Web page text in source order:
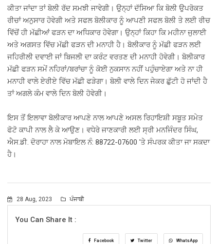
ਕੀਤਾ ਜਾਂਦਾ ਤਾਂ ਬੋਲੀ ਰੱਦ ਸਮਝੀ ਜਾਵੇਗੀ। ਉਨ੍ਹਾਂ ਦੱਸਿਆ ਕਿ ਬੋਲੀ ਉਪਰੋਕਤ
ਰੀਚਾਂ ਅਨੁਸਾਰ ਹੋਵੇਗੀ ਅਤੇ ਸਫਲ ਬੋਲੀਕਾਰ ਨੂੰ ਆਪਣੀ ਸਫਲ ਬੋਲੀ ਤੇ ਲਈ ਰੀਚ
ਵਿੱਚੋਂ ਹੀ ਮੱਛੀਆਂ ਫੜਨ ਦਾ ਅਧਿਕਾਰ ਹੋਵੇਗਾ। ਉਨ੍ਹਾਂ ਕਿਹਾ ਕਿ ਮਹੀਨਾ ਜੁਲਾਈ
ਅਤੇ ਅਗਸਤ ਵਿੱਚ ਮੱਛੀ ਫੜਨ ਦੀ ਮਨਾਹੀ ਹੈ। ਬੋਲੀਕਾਰ ਨੂੰ ਮੱਛੀ ਫੜਨ ਲਈ
ਜਹਿਰੀਲੀ ਦਵਾਈ ਜਾਂ ਬਿਜਲੀ ਦਾ ਕਰੰਟ ਵਰਤਣ ਦੀ ਮਨਾਹੀ ਹੋਵੇਗੀ। ਬੋਲੀਕਾਰ
ਮੱਛੀ ਫੜਨ ਸਮੇਂ ਨਹਿਰਾਂ/ਬਰਾਂਚਾ ਨੂੰ ਕੋਈ ਨੁਕਸਾਨ ਨਹੀਂ ਪਹੁੰਚਾਏਗਾ ਅਤੇ ਨਾ ਹੀ
ਮਨਾਹੀ ਵਾਲੇ ਏਰੀਏ ਵਿੱਚ ਮੱਛੀ ਫੜੇਗਾ। ਬੋਲੀ ਵਾਲੇ ਦਿਨ ਜੇਕਰ ਛੁੱਟੀ ਹੋ ਜਾਂਦੀ ਹੈ
ਤਾਂ ਅਗਲੇ ਕੰਮ ਵਾਲੇ ਦਿਨ ਬੋਲੀ ਹੋਵੇਗੀ।
ਇਸ ਤੋਂ ਇਲਾਵਾ ਬੋਲੀਕਾਰ ਆਪਣੇ ਨਾਲ ਆਪਣੇ ਅਸਲ ਰਿਹਾਇਸ਼ੀ ਸਬੂਤ ਸਮੇਤ
ਫੋਟੋ ਕਾਪੀ ਨਾਲ ਲੈ ਕੇ ਆਉਣ। ਵਧੇਰੇ ਜਾਣਕਾਰੀ ਲਈ ਸ੍ਰੀ ਮਨਜਿੰਦਰ ਸਿੰਘ,
ਐਸ.ਡੀ. ਦੋਰਾਹਾ ਨਾਲ ਮੋਬਾਇਲ ਨੰ: 88722-07600 'ਤੇ ਸੰਪਰਕ ਕੀਤਾ ਜਾ ਸਕਦਾ
ਹੈ।
28 Aug, 2023 ਪੰਜਾਬੀ
You Can Share It :
Facebook Twitter WhatsApp